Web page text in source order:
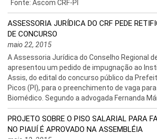
Fonte: Ascom CRF-PI
ASSESSORIA JURÍDICA DO CRF PEDE
DE CONCURSO
maio 22, 2015
A Assessoria Jurídica do Conselho Regional
apresentou um pedido de impugnação ao
Assis, do edital do concurso público da
Picos (PI), para o preenchimento de vaga
Biomédico. Segundo a advogada Fernanda
PROJETO SOBRE O PISO SALARIAL PARA
NO PIAUÍ É APROVADO NA ASSEMBLÉIA